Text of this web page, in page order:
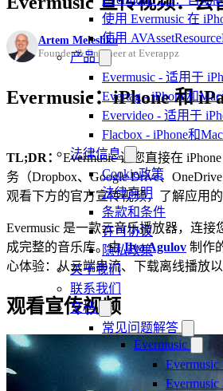
使用 Evermusic 在
使用
产品
Evermusic - 适用于
Evertag - iPhone和
Evervideo - 适用于
Flacbox - iPhone和
法律信息
Cookie政策
法律声明
条款和条件
许可协议
隐私政策
关于我们
联系我们
文档
常见问题解答
Evermusic
Artem Meleshko
Founder & Engineer at Everappz
Evermusic：iPhone 和
TL;DR：Evermusic 让您直接在
务（Dropbox、Google Drive、
观看下方的官方宣传视频，了解应用的
Evermusic 是一款云音乐播放器，连
成完整的音乐库。由Ilya Agulov 制作
心体验：从云端串流、下载离线播放以
观看宣传视频